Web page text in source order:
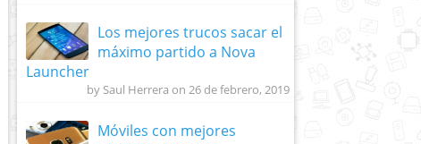
Los mejores trucos sacar el
máximo partido a Nova
Launcher
by Saul Herrera on 26 de febrero, 2019
Móviles con mejores